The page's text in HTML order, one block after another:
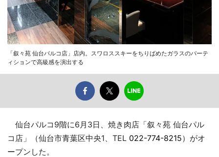
「叙々苑 仙台パルコ店」店内。スワロススキーをちりばめたガラスのパーテ
ィションで高級感を演出する
仙台パルコ9階に6月3日、焼き肉店「叙々苑 仙台パル
コ店」（仙台市青葉区中央1、TEL 022-774-8215）がオ
ープンした。